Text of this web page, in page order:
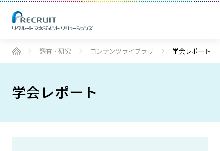
調査・研究 コンテンツライブラリ 学会レポート
学会レポート